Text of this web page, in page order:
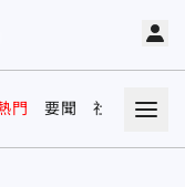
門 要聞 社會 娛樂